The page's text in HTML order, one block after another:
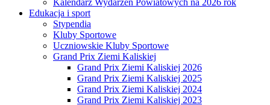
Kalendarz Wydarzeń Powiatowych na 2026 rok
Edukacja i sport
Stypendia
Kluby Sportowe
Uczniowskie Kluby Sportowe
Grand Prix Ziemi Kaliskiej
Grand Prix Ziemi Kaliskiej 2026
Grand Prix Ziemi Kaliskiej 2025
Grand Prix Ziemi Kaliskiej 2024
Grand Prix Ziemi Kaliskiej 2023